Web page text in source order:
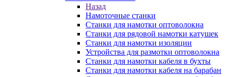
Назад
Намоточные станки
Станки для намотки оптоволокна
Станки для рядовой намотки катушек
Станки для намотки изоляции
Устройства для размотки оптоволокна
Станки для намотки кабеля в бухты
Станки для намотки кабеля на барабан